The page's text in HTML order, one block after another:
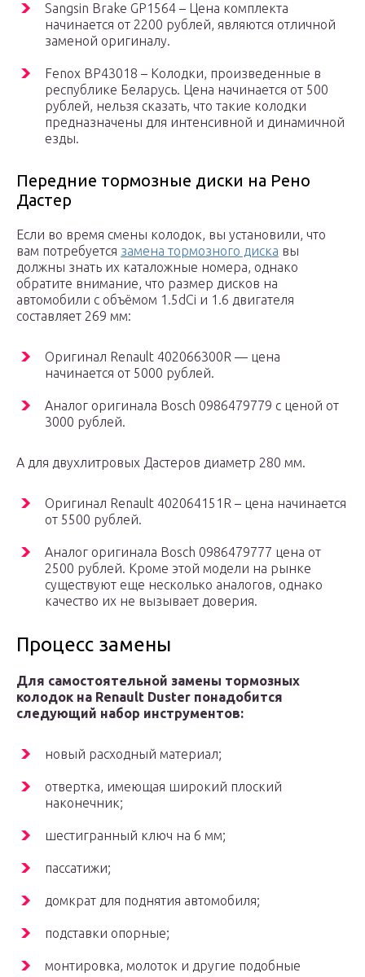
Sangsin Brake GP1564 – Цена комплекта
начинается от 2200 рублей, являются отличной
заменой оригиналу.
Fenox BP43018 – Колодки, произведенные в
республике Беларусь. Цена начинается от 500
рублей, нельзя сказать, что такие колодки
предназначены для интенсивной и динамичной
езды.
Передние тормозные диски на Рено
Дастер
Если во время смены колодок, вы установили, что
вам потребуется замена тормозного диска вы
должны знать их каталожные номера, однако
обратите внимание, что размер дисков на
автомобили с объёмом 1.5dCi и 1.6 двигателя
составляет 269 мм:
Оригинал Renault 402066300R — цена
начинается от 5000 рублей.
Аналог оригинала Bosch 0986479779 с ценой от
3000 рублей.
А для двухлитровых Дастеров диаметр 280 мм.
Оригинал Renault 402064151R – цена начинается
от 5500 рублей.
Аналог оригинала Bosch 0986479777 цена от
2500 рублей. Кроме этой модели на рынке
существуют еще несколько аналогов, однако
качество их не вызывает доверия.
Процесс замены
Для самостоятельной замены тормозных
колодок на Renault Duster понадобится
следующий набор инструментов:
новый расходный материал;
отвертка, имеющая широкий плоский
наконечник;
шестигранный ключ на 6 мм;
пассатижи;
домкрат для поднятия автомобиля;
подставки опорные;
монтировка, молоток и другие подобные